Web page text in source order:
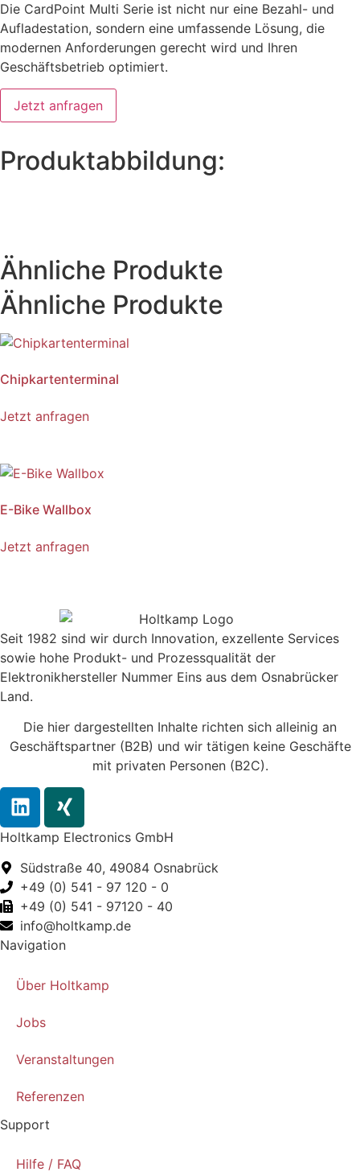
Die CardPoint Multi Serie ist nicht nur eine Bezahl- und
Aufladestation, sondern eine umfassende Lösung, die
modernen Anforderungen gerecht wird und Ihren
Geschäftsbetrieb optimiert.
Jetzt anfragen
Produktabbildung:
Ähnliche Produkte
Ähnliche Produkte
Chipkartenterminal
Jetzt anfragen
E-Bike Wallbox
Jetzt anfragen
Seit 1982 sind wir durch Innovation, exzellente Services
sowie hohe Produkt- und Prozessqualität der
Elektronikhersteller Nummer Eins aus dem Osnabrücker
Land.
Die hier dargestellten Inhalte richten sich alleinig an
Geschäftspartner (B2B) und wir tätigen keine Geschäfte
mit privaten Personen (B2C).
Holtkamp Electronics GmbH
Südstraße 40, 49084 Osnabrück
+49 (0) 541 - 97 120 - 0
+49 (0) 541 - 97120 - 40
info@holtkamp.de
Navigation
Über Holtkamp
Jobs
Veranstaltungen
Referenzen
Support
Hilfe / FAQ